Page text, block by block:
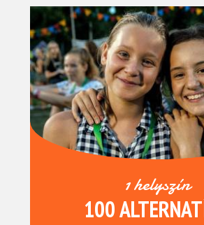
1 helyszín
100